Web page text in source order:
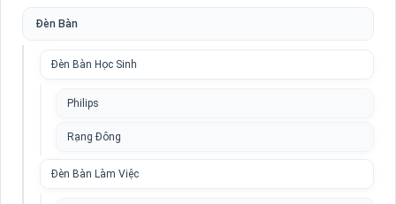
Đèn Bàn
Đèn Bàn Học Sinh
Philips
Rạng Đông
Đèn Bàn Làm Việc